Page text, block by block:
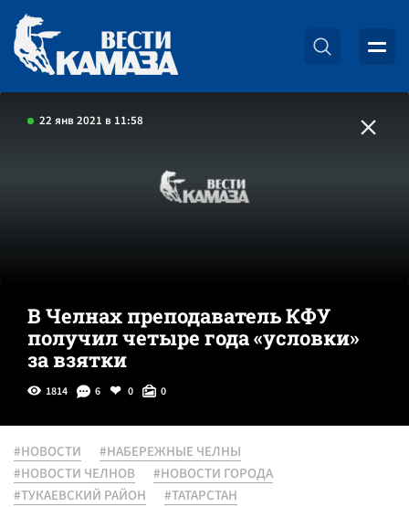
22 янв 2021 в 11:58
В Челнах преподаватель КФУ
получил четыре года «условки»
за взятки
1814 6 0 0
#НОВОСТИ
#НАБЕРЕЖНЫЕ ЧЕЛНЫ
#НОВОСТИ ЧЕЛНОВ
#НОВОСТИ ГОРОДА
#ТУКАЕВСКИЙ РАЙОН
#ТАТАРСТАН